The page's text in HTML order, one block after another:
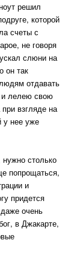
решил
которой
счеты с
не говоря
слюни на
он так
отдавать
и лелею свою
взгляде на
у нее уже
столько
попрощаться,
и
придется
очень
в Джакарте,